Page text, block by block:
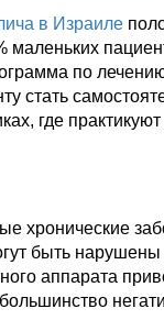
в Израиле
маленьких
по
стать
где
хронические
быть
аппарата